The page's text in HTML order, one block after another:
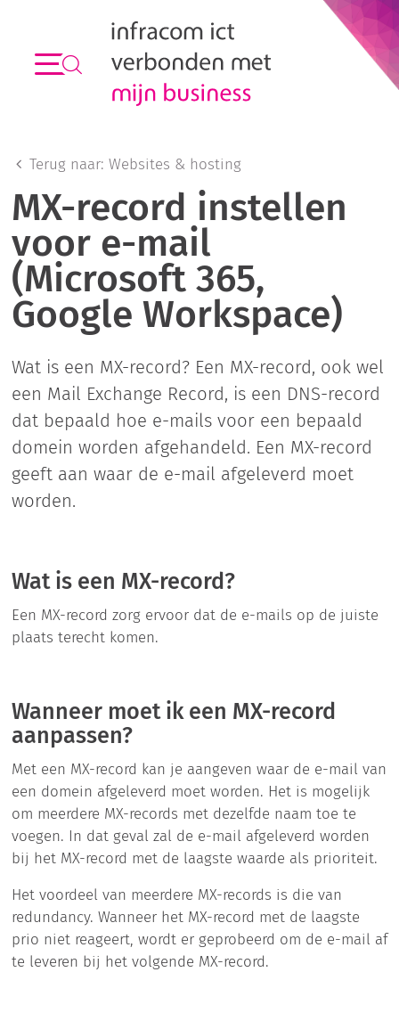
Terug naar:Websites & hosting
MX-record instellen
voor e-mail
(Microsoft 365,
Google Workspace)
Wat is een MX-record? Een MX-record, ook wel
een Mail Exchange Record, is een DNS-record
dat bepaald hoe e-mails voor een bepaald
domein worden afgehandeld. Een MX-record
geeft aan waar de e-mail afgeleverd moet
worden.
Wat is een MX-record?
Een MX-record zorg ervoor dat de e-mails op de juiste
plaats terecht komen.
Wanneer moet ik een MX-record
aanpassen?
Met een MX-record kan je aangeven waar de e-mail van
een domein afgeleverd moet worden. Het is mogelijk
om meerdere MX-records met dezelfde naam toe te
voegen. In dat geval zal de e-mail afgeleverd worden
bij het MX-record met de laagste waarde als prioriteit.
Het voordeel van meerdere MX-records is die van
redundancy. Wanneer het MX-record met de laagste
prio niet reageert, wordt er geprobeerd om de e-mail af
te leveren bij het volgende MX-record.